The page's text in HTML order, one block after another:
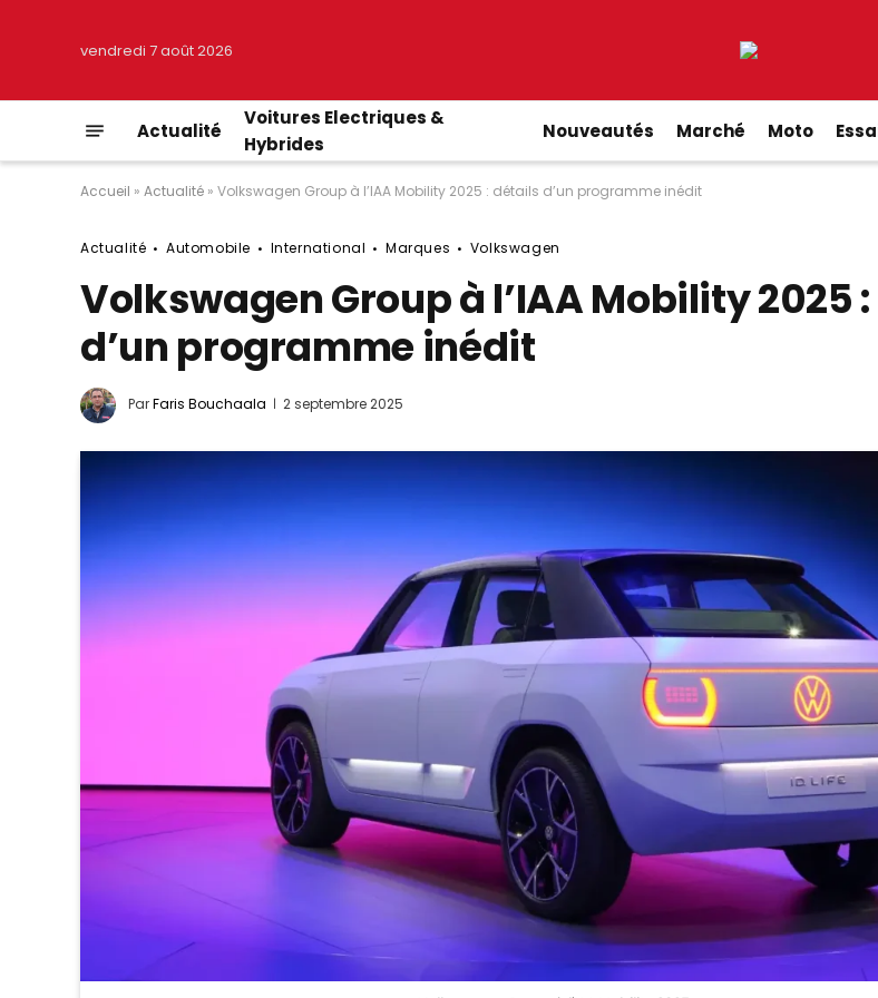
vendredi 7 août 2026
Actualité
Voitures Electriques &
Hybrides
Nouveautés Marché Moto
Accueil » Actualité » Volkswagen Group à l’IAA Mobility 2025 : détails d’un programme inédit
Actualité Automobile International Marques Volkswagen
Volkswagen Group à l’IAA Mobility 2025
d’un programme inédit
ParFaris Bouchaala 2 septembre 2025